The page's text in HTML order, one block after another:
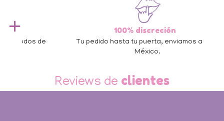
100% discreción
Tu pedido hasta tu puerta, enviamos a todo
Reviews de clientes